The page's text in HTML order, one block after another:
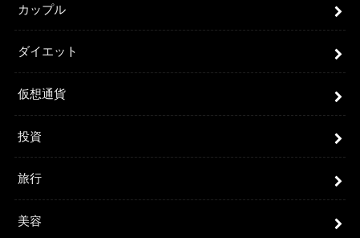
カップル
ダイエット
仮想通貨
投資
旅行
美容